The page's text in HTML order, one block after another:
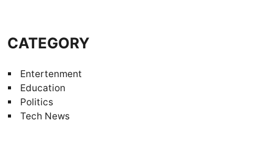
CATEGORY
Entertenment
Education
Politics
Tech News